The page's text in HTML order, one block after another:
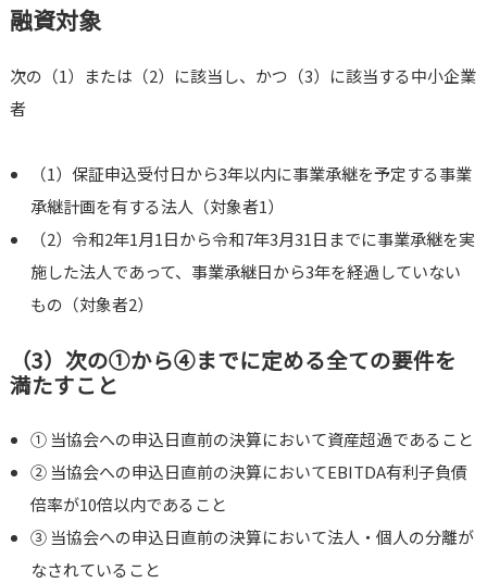
融資対象
次の（1）または（2）に該当し、かつ（3）に該当する中小企業
者
（1）保証申込受付日から3年以内に事業承継を予定する事業
承継計画を有する法人（対象者1）
（2）令和2年1月1日から令和7年3月31日までに事業承継を実
施した法人であって、事業承継日から3年を経過していない
もの（対象者2）
（3）次の①から④までに定める全ての要件を
満たすこと
① 当協会への申込日直前の決算において資産超過であること
② 当協会への申込日直前の決算においてEBITDA有利子負債
倍率が10倍以内であること
③ 当協会への申込日直前の決算において法人・個人の分離が
なされていること